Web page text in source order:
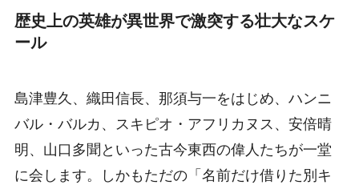
歴史上の英雄が異世界で激突する壮大なスケ
ール
島津豊久、織田信長、那須与一をはじめ、ハンニ
バル・バルカ、スキピオ・アフリカヌス、安倍晴
明、山口多聞といった古今東西の偉人たちが一堂
に会します。しかもただの「名前だけ借りた別キ